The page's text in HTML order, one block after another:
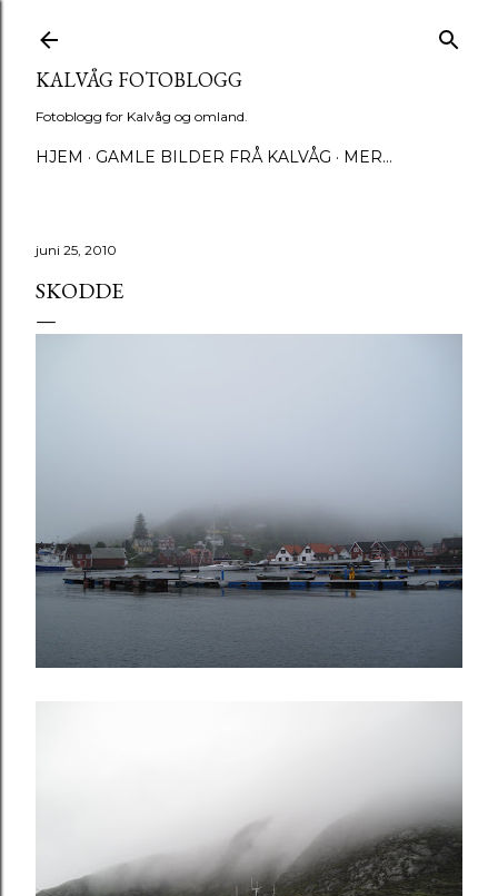
KALVÅG FOTOBLOGG
Fotoblogg for Kalvåg og omland.
HJEM GAMLE BILDER FRÅ KALVÅG MER…
juni 25, 2010
SKODDE